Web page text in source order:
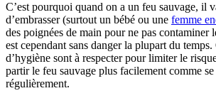
C’est pourquoi quand on a un feu sauvage, il
d’embrasser (surtout un bébé ou une femme
des poignées de main pour ne pas contaminer
est cependant sans danger la plupart du
d’hygiène sont à respecter pour limiter le
partir le feu sauvage plus facilement comme
régulièrement.